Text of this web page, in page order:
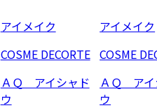
アイメイク
COSME DECORTE
ＡＱ アイシャド
ウ
アイメイク
COSME
ＡＱ アイ
ウ